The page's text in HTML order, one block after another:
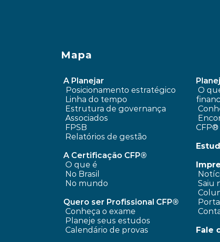
A Planejar
Posicionamento estratégico
Linha do tempo
Estrutura de governança
Associados
FPSB
Relatórios de gestão
A Certificação CFP®
O que é
No Brasil
No mundo
Quero ser Profissional CFP®
Conheça o exame
Planeje seus estudos
Calendário de provas
CFP®
Saiu
Fale
Mapa